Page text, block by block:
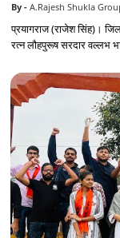
A.Rajesh Shukla
प्रयागराज (राजेश सिंह)।
रत्न लौहपुरूष सरदार वल्लभ